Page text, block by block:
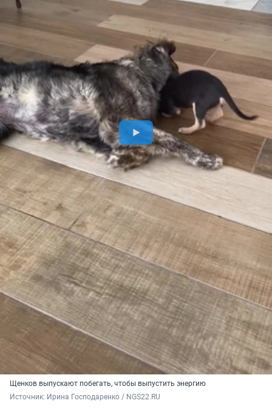
Щенков выпускают побегать, чтобы выпустить энергию
Источник: Ирина Господаренко / NGS22.RU